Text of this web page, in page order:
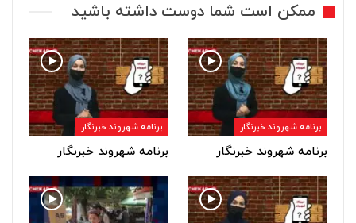
ممکن است شما دوست داشته باشید
برنامه شهروند خبرنگار
برنامه شهروند خبرنگار
برنامه شهروند خبرنگار
برنامه شهروند خبرنگار